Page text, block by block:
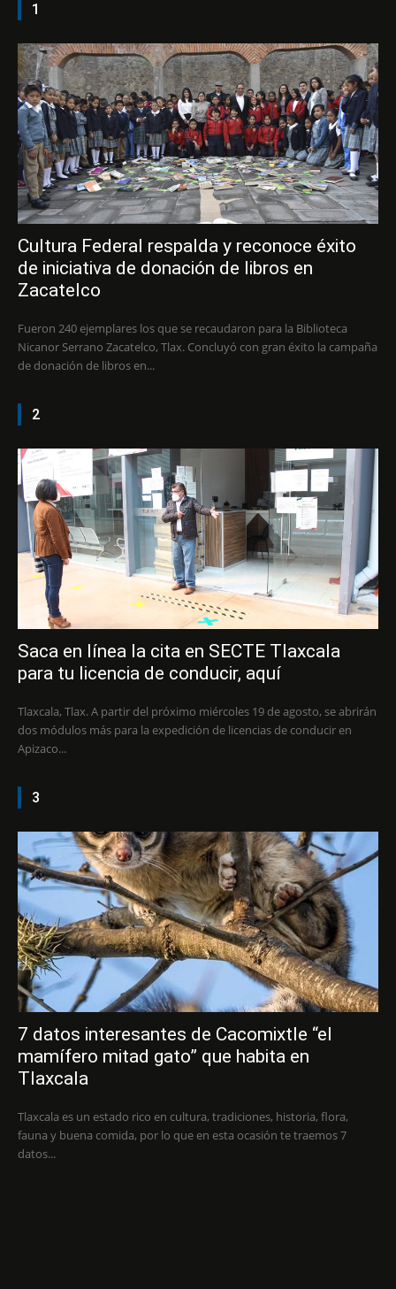
1
Cultura Federal respalda y reconoce éxito
de iniciativa de donación de libros en
Zacatelco
Fueron 240 ejemplares los que se recaudaron para la Biblioteca
Nicanor Serrano Zacatelco, Tlax. Concluyó con gran éxito la campaña
de donación de libros en...
2
Saca en línea la cita en SECTE Tlaxcala
para tu licencia de conducir, aquí
Tlaxcala, Tlax. A partir del próximo miércoles 19 de agosto, se abrirán
dos módulos más para la expedición de licencias de conducir en
Apizaco...
3
7 datos interesantes de Cacomixtle “el
mamífero mitad gato” que habita en
Tlaxcala
Tlaxcala es un estado rico en cultura, tradiciones, historia, flora,
fauna y buena comida, por lo que en esta ocasión te traemos 7
datos...